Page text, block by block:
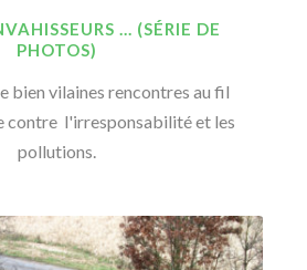
... (SÉRIE DE
PHOTOS)
bien vilaines rencontres au fil
contre l'irresponsabilité et les
pollutions.